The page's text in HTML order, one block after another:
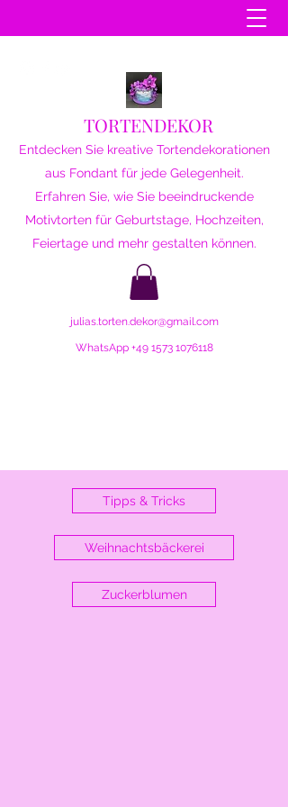
TORTENDEKOR
Entdecken Sie kreative Tortendekorationen
aus Fondant für jede Gelegenheit.
Erfahren Sie, wie Sie beeindruckende
Motivtorten für Geburtstage, Hochzeiten,
Feiertage und mehr gestalten können.
julias.torten.dekor@gmail.com
WhatsApp +49 1573 1076118
Tipps & Tricks
Weihnachtsbäckerei
Zuckerblumen